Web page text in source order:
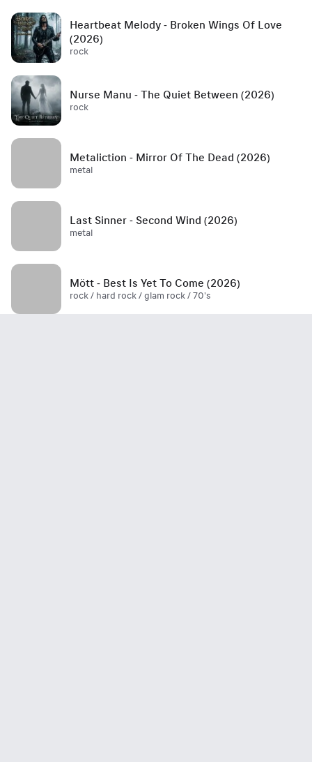
Heartbeat Melody - Broken Wings Of Love
(2026)
rock
Nurse Manu - The Quiet Between (2026)
rock
Metaliction - Mirror Of The Dead (2026)
metal
Last Sinner - Second Wind (2026)
metal
Mött - Best Is Yet To Come (2026)
rock / hard rock / glam rock / 70's